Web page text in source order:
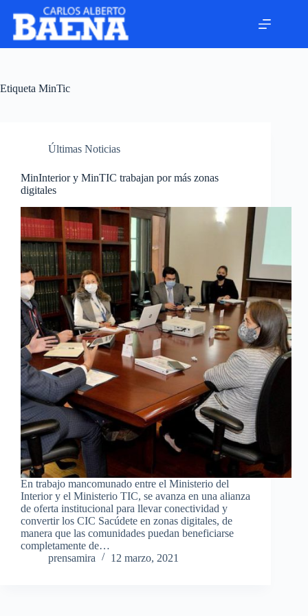
Etiqueta MinTic
Últimas Noticias
MinInterior y MinTIC trabajan por más zonas
digitales
En trabajo mancomunado entre el Ministerio del
Interior y el Ministerio TIC, se avanza en una alianza
de oferta institucional para llevar conectividad y
convertir los CIC Sacúdete en zonas digitales, de
manera que las comunidades puedan beneficiarse
completamente de…
prensamira
12 marzo, 2021